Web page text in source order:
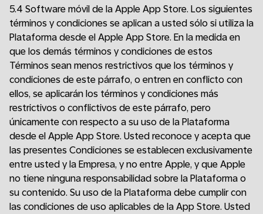
5.4 Software móvil de la Apple App Store. Los siguientes
términos y condiciones se aplican a usted sólo si utiliza la
Plataforma desde el Apple App Store. En la medida en
que los demás términos y condiciones de estos
Términos sean menos restrictivos que los términos y
condiciones de este párrafo, o entren en conflicto con
ellos, se aplicarán los términos y condiciones más
restrictivos o conflictivos de este párrafo, pero
únicamente con respecto a su uso de la Plataforma
desde el Apple App Store. Usted reconoce y acepta que
las presentes Condiciones se establecen exclusivamente
entre usted y la Empresa, y no entre Apple, y que Apple
no tiene ninguna responsabilidad sobre la Plataforma o
su contenido. Su uso de la Plataforma debe cumplir con
las condiciones de uso aplicables de la App Store. Usted